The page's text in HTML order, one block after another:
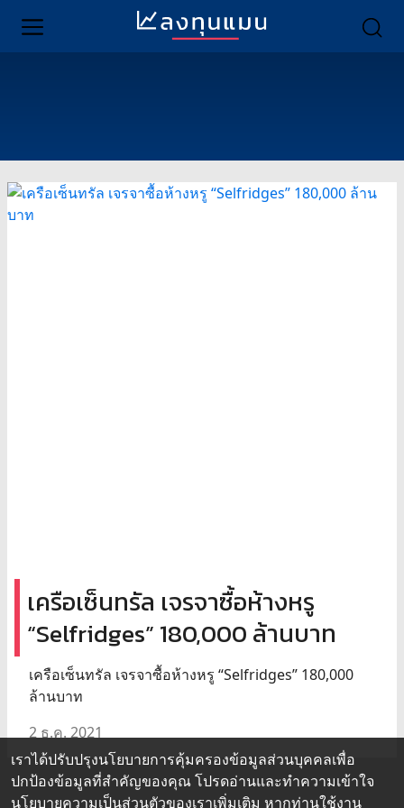
เครือเซ็นทรัล เจรจาซื้อห้างหรู
“Selfridges” 180,000 ล้านบาท
เครือเซ็นทรัล เจรจาซื้อห้างหรู “Selfridges” 180,000
ล้านบาท
2 ธ.ค. 2021
เราได้ปรับปรุงนโยบายการคุ้มครองข้อมูลส่วนบุคคลเพื่อ
ปกป้องข้อมูลที่สำคัญของคุณ โปรดอ่านและทำความเข้าใจ
นโยบายความเป็นส่วนตัวของเราเพิ่มเติม หากท่านใช้งาน